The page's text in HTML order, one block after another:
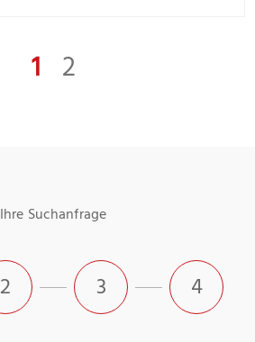
1 2
Ihre Suchanfrage
2 3 4